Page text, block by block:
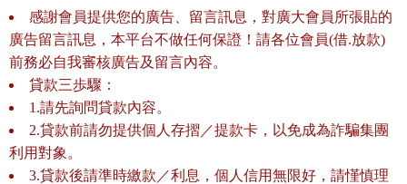
感謝會員提供您的廣告、留言訊息，對廣大會員所張貼的
廣告留言訊息，本平台不做任何保證！請各位會員(借.放款)
前務必自我審核廣告及留言內容。
貸款三歩驟：
1.請先詢問貸款內容。
2.貸款前請勿提供個人存摺／提款卡，以免成為詐騙集團
利用對象。
3.貸款後請準時繳款／利息，個人信用無限好，請慬慎理